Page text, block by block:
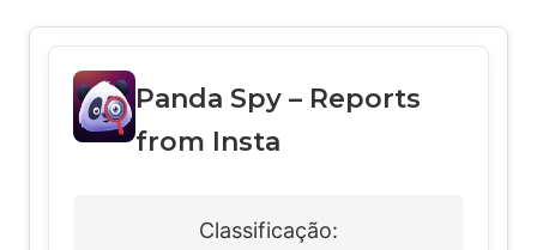
Panda Spy – Reports
from Insta
Classificação: